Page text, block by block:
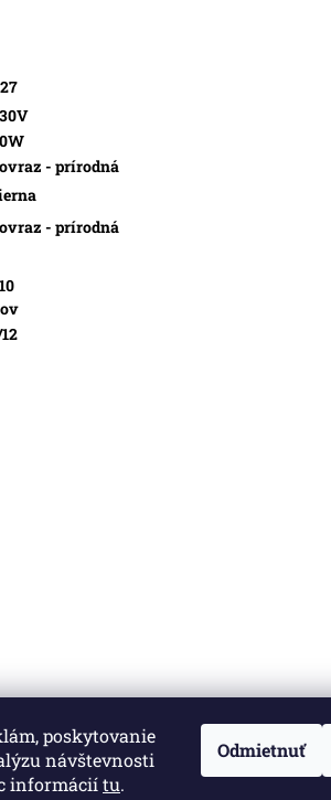
poskytovanie
návštevnosti
informáciítu.
Odmietnuť
- prírodná
- prírodná
cookies